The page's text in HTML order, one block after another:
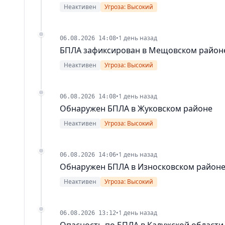
Неактивен Угроза: Высокий
06.08.2026 14:08•1 день назад
БПЛА зафиксирован в Мещовском
Неактивен Угроза: Высокий
06.08.2026 14:08•1 день назад
Обнаружен БПЛА в Жуковском районе
Неактивен Угроза: Высокий
06.08.2026 14:06•1 день назад
Обнаружен БПЛА в Износковском районе
Неактивен Угроза: Высокий
06.08.2026 13:12•1 день назад